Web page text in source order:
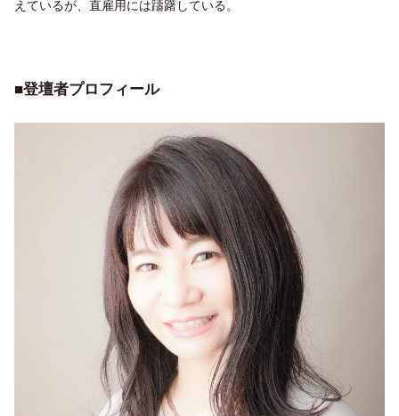
えているが、直雇用には躊躇している。
■登壇者プロフィール